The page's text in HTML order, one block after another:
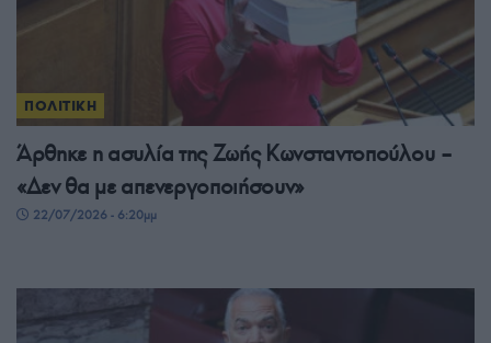
ΠΟΛΙΤΙΚΗ
Άρθηκε η ασυλία της Ζωής Κωνσταντοπούλου –
«Δεν θα με απενεργοποιήσουν»
22/07/2026 - 6:20μμ